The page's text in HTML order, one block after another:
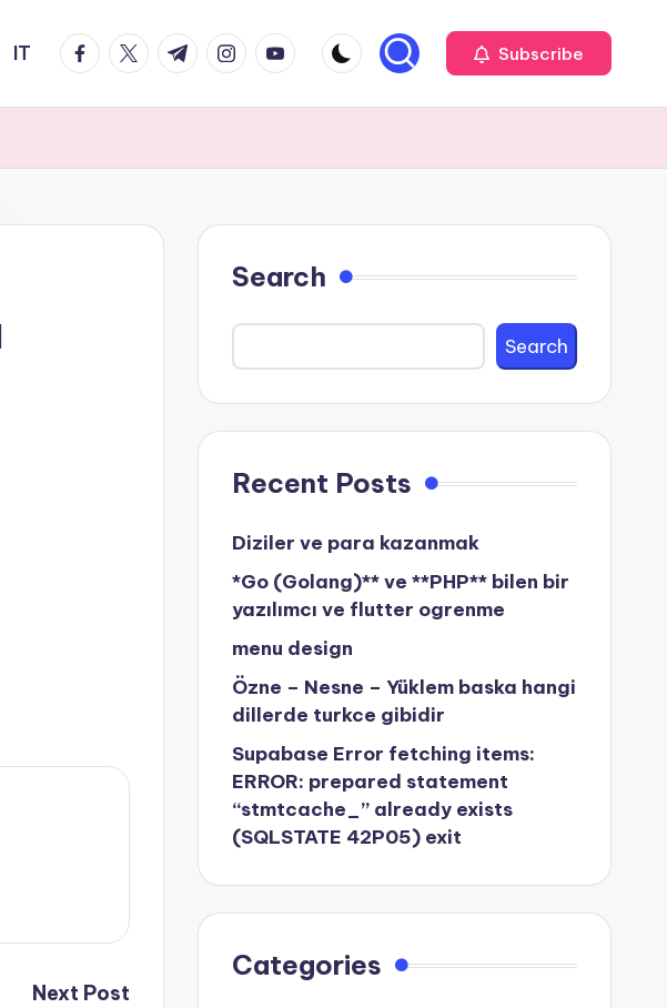
IT facebook.com
twitter.com
t.me instagram.com
youtube.com Subscribe
Next Post
Search
Search
Recent Posts
Diziler ve para kazanmak
*Go (Golang)** ve **PHP** bilen bir
yazılımcı ve flutter ogrenme
menu design
Özne – Nesne – Yüklem baska hangi
dillerde turkce gibidir
Supabase Error fetching items:
ERROR: prepared statement
“stmtcache_” already exists
(SQLSTATE 42P05) exit
Categories